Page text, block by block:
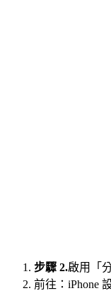
步驟 2.啟用「
前往：iPhone